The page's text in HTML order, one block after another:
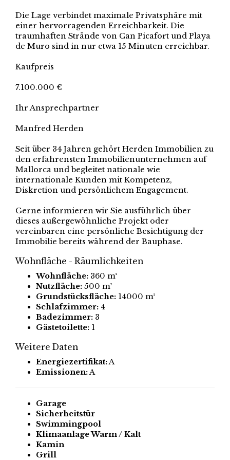
Die Lage verbindet maximale Privatsphäre mit
einer hervorragenden Erreichbarkeit. Die
traumhaften Strände von Can Picafort und Playa
de Muro sind in nur etwa 15 Minuten erreichbar.
Kaufpreis
7.100.000 €
Ihr Ansprechpartner
Manfred Herden
Seit über 34 Jahren gehört Herden Immobilien zu
den erfahrensten Immobilienunternehmen auf
Mallorca und begleitet nationale wie
internationale Kunden mit Kompetenz,
Diskretion und persönlichem Engagement.
Gerne informieren wir Sie ausführlich über
dieses außergewöhnliche Projekt oder
vereinbaren eine persönliche Besichtigung der
Immobilie bereits während der Bauphase.
Wohnfläche - Räumlichkeiten
Wohnfläche: 360 m²
Nutzfläche: 500 m²
Grundstücksfläche: 14000 m²
Schlafzimmer: 4
Badezimmer: 3
Gästetoilette: 1
Weitere Daten
Energiezertifikat:A
Emissionen:A
Garage
Sicherheitstür
Swimmingpool
Klimaanlage Warm / Kalt
Kamin
Grill